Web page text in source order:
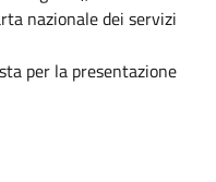
nazionale dei servizi
per la presentazione